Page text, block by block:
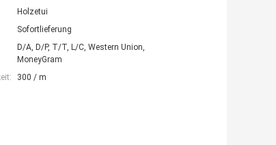
Holzetui
Sofortlieferung
D/A, D/P, T/T, L/C, Western Union,
MoneyGram
300 / m